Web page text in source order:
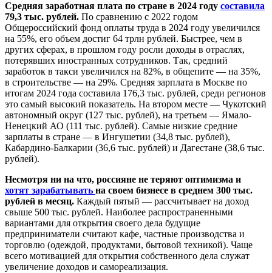
Средняя заработная плата по стране в 2024 году составила
79,3 тыс. рублей. По сравнению с 2022 годом
Общероссийский фонд оплаты труда в 2024 году увеличился
на 55%, его объем достиг 64 трлн рублей. Быстрее, чем в
других сферах, в прошлом году росли доходы в отраслях,
потерявших иностранных сотрудников. Так, средний
заработок в такси увеличился на 82%, в общепите — на 35%,
в строительстве — на 29%. Средняя зарплата в Москве по
итогам 2024 года составила 176,3 тыс. рублей, среди регионов
это самый высокий показатель. На втором месте — Чукотский
автономный округ (127 тыс. рублей), на третьем — Ямало-
Ненецкий АО (111 тыс. рублей). Самые низкие средние
зарплаты в стране — в Ингушетии (34,8 тыс. рублей),
Кабардино-Балкарии (36,6 тыс. рублей) и Дагестане (38,6 тыс.
рублей).
Несмотря ни на что, россияне не теряют оптимизма и
хотят зарабатывать на своем бизнесе в среднем 300 тыс.
рублей в месяц. Каждый пятый — рассчитывает на доход
свыше 500 тыс. рублей. Наиболее распространенными
вариантами для открытия своего дела будущие
предприниматели считают кафе, частные производства и
торговлю (одеждой, продуктами, бытовой техникой). Чаще
всего мотивацией для открытия собственного дела служат
увеличение доходов и самореализация.